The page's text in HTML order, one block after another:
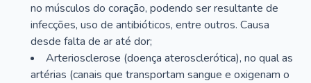
no músculos do coração, podendo ser resultante de
infecções, uso de antibióticos, entre outros. Causa
desde falta de ar até dor;
Arteriosclerose (doença aterosclerótica), no qual as
artérias (canais que transportam sangue e oxigenam o